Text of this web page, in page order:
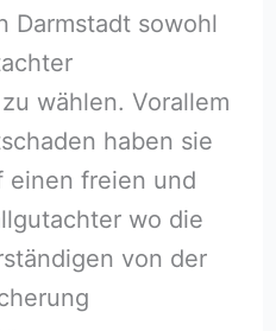
Darmstadt sowohl
wählen. Vorallem
haben sie
einen freien und
wo die
von der